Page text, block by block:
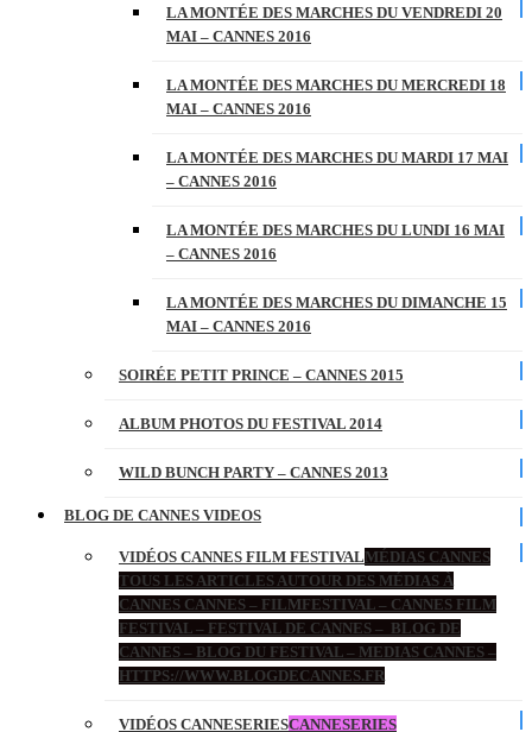
LA MONTÉE DES MARCHES DU VENDREDI 20
MAI – CANNES 2016
LA MONTÉE DES MARCHES DU MERCREDI 18
MAI – CANNES 2016
LA MONTÉE DES MARCHES DU MARDI 17 MAI
– CANNES 2016
LA MONTÉE DES MARCHES DU LUNDI 16 MAI
– CANNES 2016
LA MONTÉE DES MARCHES DU DIMANCHE 15
MAI – CANNES 2016
SOIRÉE PETIT PRINCE – CANNES 2015
ALBUM PHOTOS DU FESTIVAL 2014
WILD BUNCH PARTY – CANNES 2013
BLOG DE CANNES VIDEOS
VIDÉOS CANNES FILM FESTIVALMÉDIAS CANNES
TOUS LES ARTICLES AUTOUR DES MÉDIAS À
CANNES CANNES – FILMFESTIVAL – CANNES FILM
FESTIVAL – FESTIVAL DE CANNES – BLOG DE
CANNES – BLOG DU FESTIVAL – MEDIAS CANNES –
HTTPS://WWW.BLOGDECANNES.FR
VIDÉOS CANNESERIESCANNESERIES